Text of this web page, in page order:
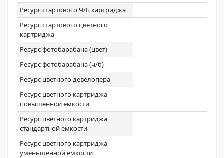
Ресурс стартового Ч/Б картриджа
Ресурс стартового цветного
картриджа
Ресурс фотобарабана (цвет)
Ресурс фотобарабана (ч/б)
Ресурс цветного девелопера
Ресурс цветного картриджа
повышенной емкости
Ресурс цветного картриджа
стандартной емкости
Ресурс цветного картриджа
уменьшенной емкости